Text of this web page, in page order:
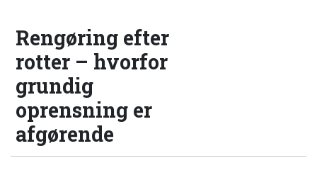
Rengøring efter
rotter – hvorfor
grundig
oprensning er
afgørende